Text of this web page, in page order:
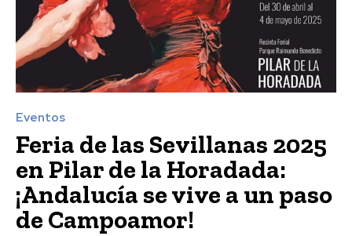
Eventos
Feria de las Sevillanas 2025
en Pilar de la Horadada:
¡Andalucía se vive a un paso
de Campoamor!